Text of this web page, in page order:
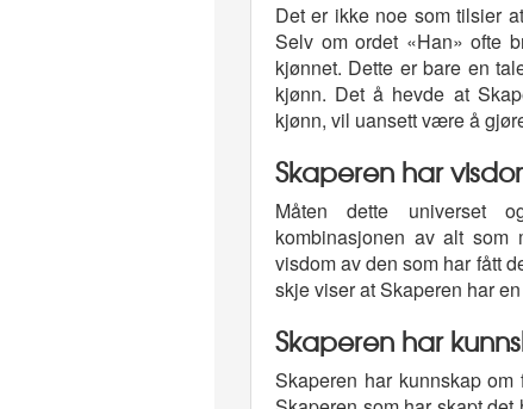
Det er ikke noe som tilsier
Selv om ordet «Han» ofte
kjønnet. Dette er bare en
kjønn. Det å hevde at
kjønn, vil uansett være å
Skaperen har
Måten dette universet
kombinasjonen av alt
visdom av den som har fått
skje viser at Skaperen har
Skaperen har
Skaperen har kunnskap